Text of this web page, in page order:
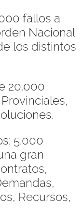
fallos a
Nacional
los distintos
20.000
5.000
gran
Recursos,